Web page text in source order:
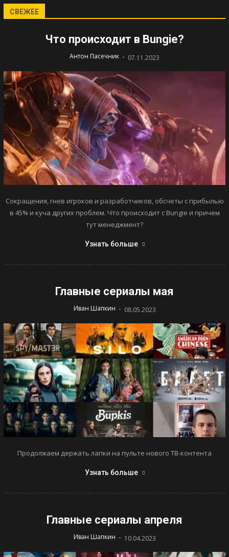
СВЕЖЕЕ
Что происходит в Bungie?
Антон Пасечник - 07.11.2023
Сокращения, гнев игроков и разработчиков, обсчеты с прибылью
в 45% и куча других проблем. Что происходит с Bungie и причем
тут менеджмент?
Узнать больше
Главные сериалы мая
Иван Шапкин - 08.05.2023
Продолжаем держать лапки на пульте нового ТВ-контента
Узнать больше
Главные сериалы апреля
Иван Шапкин - 10.04.2023